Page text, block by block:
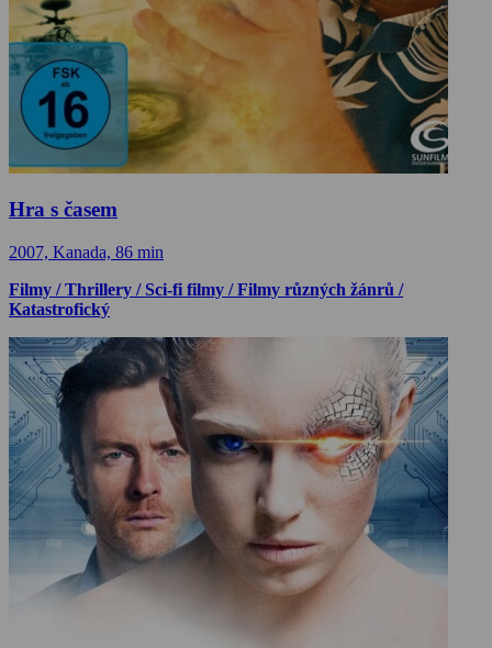
Hra s časem
2007, Kanada, 86 min
Filmy / Thrillery / Sci-fi filmy / Filmy různých žánrů /
Katastrofický